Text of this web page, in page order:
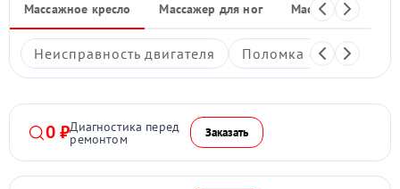
Массажное кресло Массажер для ног Массажные
Неисправность двигателя Поломка системы
0 ₽Диагностика перед
ремонтом Заказать